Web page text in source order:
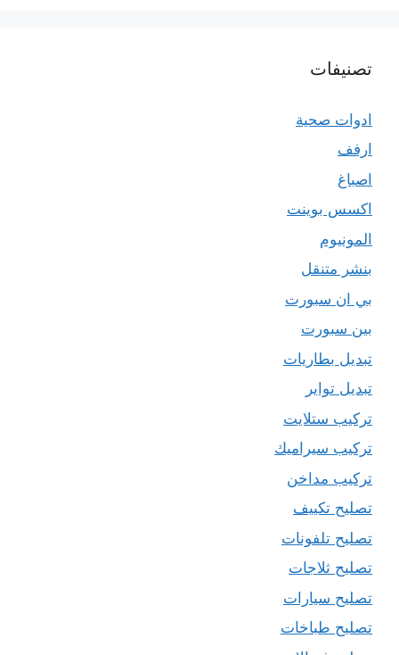
تصنيفات
ادوات صحية
ارفف
اصباغ
اكسس بوينت
المونيوم
بنشر متنقل
بي ان سبورت
بين سبورت
تبديل بطاريات
تبديل تواير
تركيب ستلايت
تركيب سيراميك
تركيب مداخن
تصليح تكييف
تصليح تلفونات
تصليح ثلاجات
تصليح سيارات
تصليح طباخات